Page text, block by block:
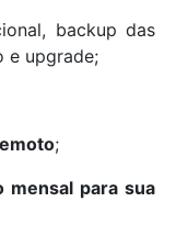
backup das
e upgrade;
;
mensal para sua